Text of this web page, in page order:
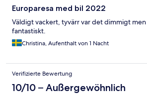
Europaresa med bil 2022
Väldigt vackert, tyvärr var det dimmigt
fantastiskt.
Christina, Aufenthalt von 1 Nacht
Verifizierte Bewertung
10/10 – Außergewöhnlich